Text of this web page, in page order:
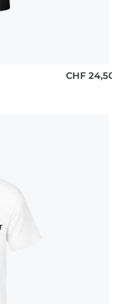
CHF 24,50